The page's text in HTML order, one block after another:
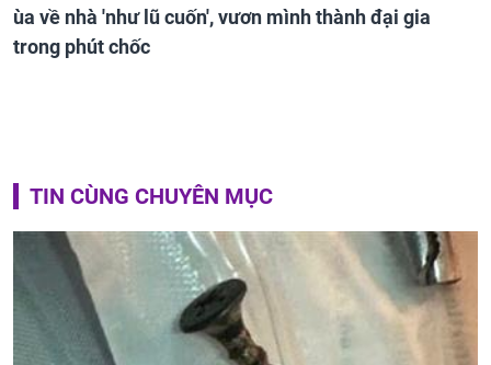
ùa về nhà 'như lũ cuốn', vươn mình thành đại gia
trong phút chốc
TIN CÙNG CHUYÊN MỤC